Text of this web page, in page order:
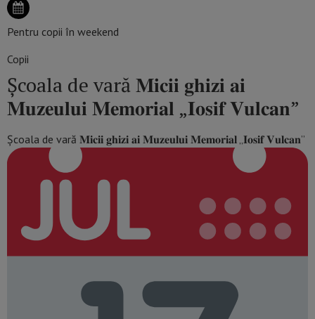
Pentru copii în weekend
Copii
Școala de vară 𝐌𝐢𝐜𝐢𝐢 𝐠𝐡𝐢𝐳𝐢 𝐚𝐢
𝐌𝐮𝐳𝐞𝐮𝐥𝐮𝐢 𝐌𝐞𝐦𝐨𝐫𝐢𝐚𝐥 „𝐈𝐨𝐬𝐢𝐟 𝐕𝐮𝐥𝐜𝐚𝐧”
Școala de vară 𝐌𝐢𝐜𝐢𝐢 𝐠𝐡𝐢𝐳𝐢 𝐚𝐢 𝐌𝐮𝐳𝐞𝐮𝐥𝐮𝐢 𝐌𝐞𝐦𝐨𝐫𝐢𝐚𝐥 „𝐈𝐨𝐬𝐢𝐟 𝐕𝐮𝐥𝐜𝐚𝐧”